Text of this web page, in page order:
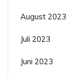
August 2023
Juli 2023
Juni 2023